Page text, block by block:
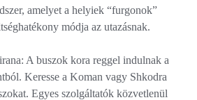
amelyet a helyiek “furgonok”
módja az utazásnak.
A buszok kora reggel indulnak a
Keresse a Koman vagy Shkodra
Egyes szolgáltatók közvetlenül